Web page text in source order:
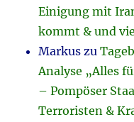
Einigung mit
kommt & und
Markus zu
Analyse „Alles
– Pompöser
Terroristen &